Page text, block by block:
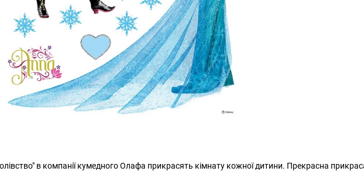
в компанії кумедного Олафа прикрасять кімнату кожної дитини. Прекрасна